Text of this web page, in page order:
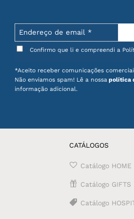
Confirmo que li e compreendi a
*Aceito receber comunicações
Não enviamos spam! Lê a nossa política
informação adicional.
CATÁLOGOS
Catálogo HOME
Catálogo GIFTS
Catálogo